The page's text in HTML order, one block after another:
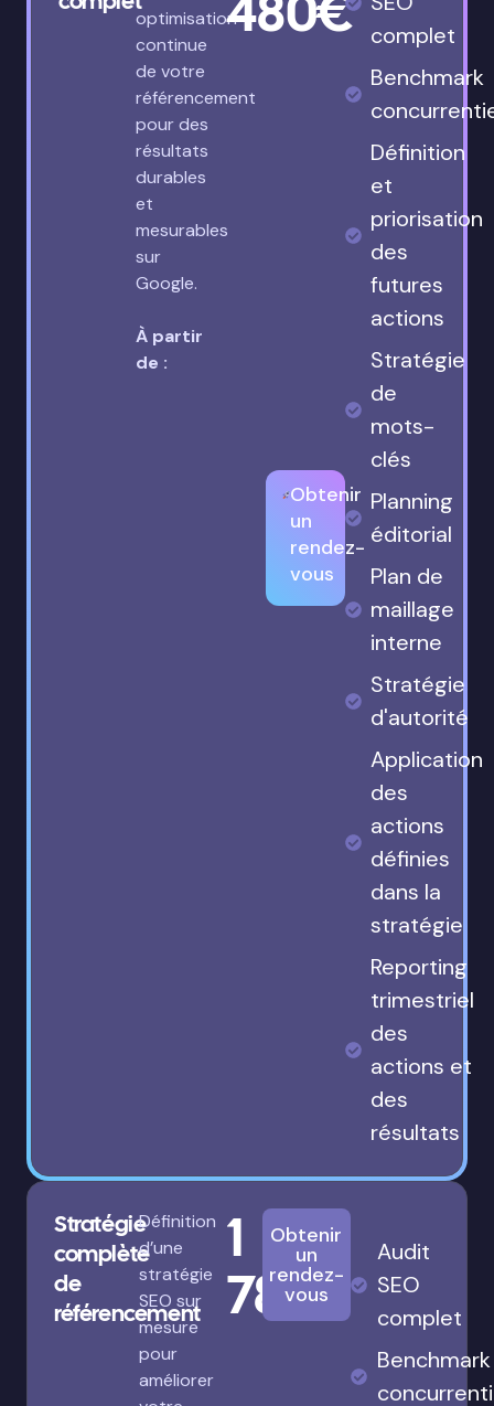
optimisation
continue
de votre
référencement
pour des
résultats
durables
et
mesurables
sur
Google.
À partir
de :
Obtenir
un
rendez-
vous
complet
Benchmark
Définition
et
priorisation
des
futures
actions
Stratégie
de
mots-
clés
Planning
éditorial
Plan de
maillage
interne
Stratégie
d'autorité
Application
des
actions
définies
dans la
stratégie
Reporting
trimestriel
des
actions et
des
résultats
Stratégie
complète
de
référencement
Définition
d’une
stratégie
SEO sur
mesure
pour
améliorer
1
780€
Obtenir
un
rendez-
vous
Audit
SEO
complet
Benchmark